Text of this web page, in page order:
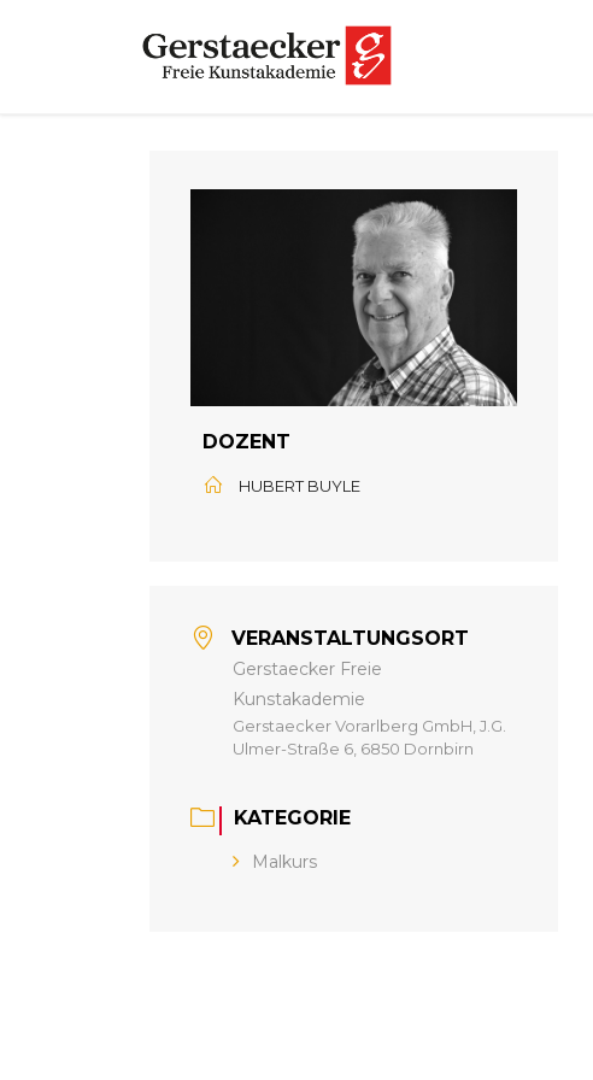
DOZENT
HUBERT BUYLE
VERANSTALTUNGSORT
Gerstaecker Freie
Kunstakademie
Gerstaecker Vorarlberg GmbH, J.G.
Ulmer-Straße 6, 6850 Dornbirn
KATEGORIE
Malkurs